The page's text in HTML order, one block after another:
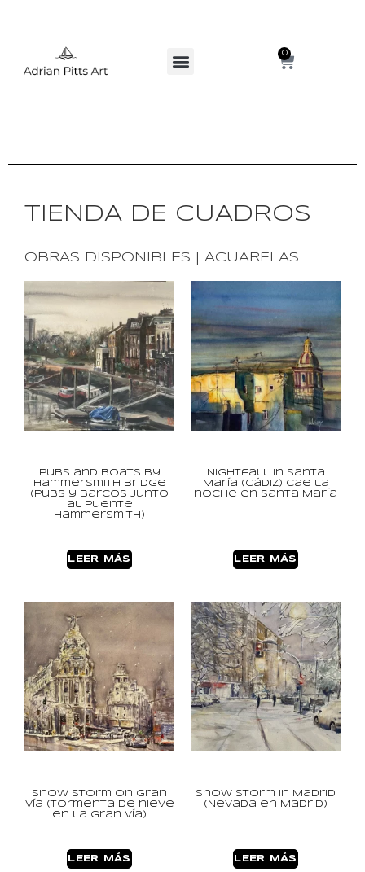
0
TIENDA DE CUADROS
OBRAS DISPONIBLES | ACUARELAS
Pubs and boats by
Hammersmith Bridge
(Pubs y barcos junto
al puente
Hammersmith)
LEER MÁS
Nightfall in Santa
María (Cádiz) Cae la
noche en Santa María
LEER MÁS
Snow Storm on Gran
Vía (Tormenta de nieve
en la Gran Vía)
LEER MÁS
Snow storm in Madrid
(Nevada en Madrid)
LEER MÁS